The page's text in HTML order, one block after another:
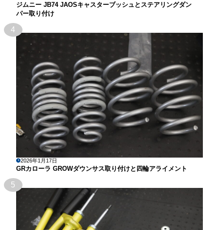
ジムニー JB74 JAOSキャスターブッシュとステアリングダン
パー取り付け
4
2026年1月17日
GRカローラ GROWダウンサス取り付けと四輪アライメント
5